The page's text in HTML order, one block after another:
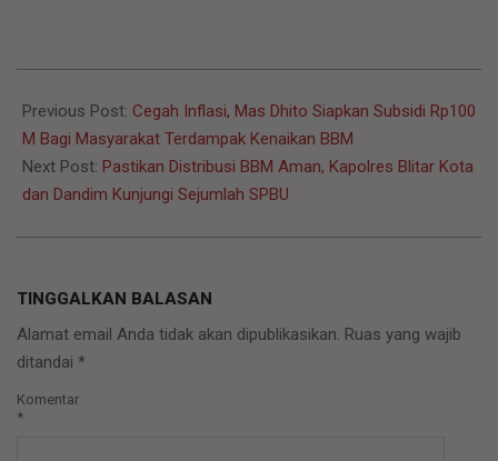
09-
06
Previous Post: Cegah Inflasi, Mas Dhito Siapkan Subsidi Rp100
M Bagi Masyarakat Terdampak Kenaikan BBM
Next Post: Pastikan Distribusi BBM Aman, Kapolres Blitar Kota
dan Dandim Kunjungi Sejumlah SPBU
TINGGALKAN BALASAN
Alamat email Anda tidak akan dipublikasikan. Ruas yang wajib
ditandai *
Komentar
*